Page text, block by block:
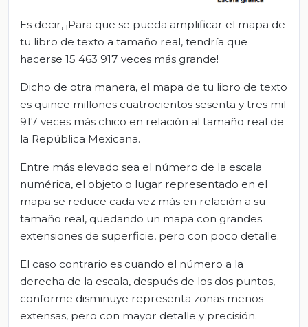
Es decir, ¡Para que se pueda amplificar el mapa de
tu libro de texto a tamaño real, tendría que
hacerse 15 463 917 veces más grande!
Dicho de otra manera, el mapa de tu libro de texto
es quince millones cuatrocientos sesenta y tres mil
917 veces más chico en relación al tamaño real de
la República Mexicana.
Entre más elevado sea el número de la escala
numérica, el objeto o lugar representado en el
mapa se reduce cada vez más en relación a su
tamaño real, quedando un mapa con grandes
extensiones de superficie, pero con poco detalle.
El caso contrario es cuando el número a la
derecha de la escala, después de los dos puntos,
conforme disminuye representa zonas menos
extensas, pero con mayor detalle y precisión.